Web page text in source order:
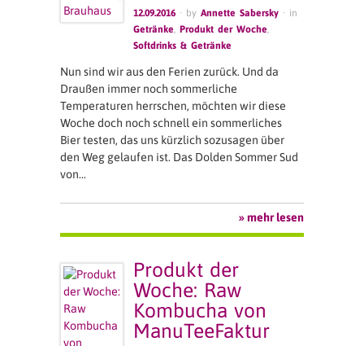
12.09.2016 · byAnnette Sabersky · in
Getränke ,Produkt der Woche
Softdrinks & Getränke
Nun sind wir aus den Ferien zurück. Und da
Draußen immer noch sommerliche
Temperaturen herrschen, möchten wir diese
Woche doch noch schnell ein sommerliches
Bier testen, das uns kürzlich sozusagen über
den Weg gelaufen ist. Das Dolden Sommer Sud
von…
» mehr lesen
Produkt der
Woche: Raw
Kombucha von
ManuTeeFaktur